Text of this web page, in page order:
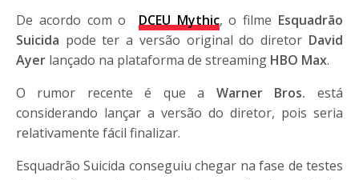
De acordo com o DCEU Mythic, o filme Esquadrão
Suicida pode ter a versão original do diretor David
Ayer lançado na plataforma de streaming HBO Max.
O rumor recente é que a Warner Bros. está
considerando lançar a versão do diretor, pois seria
relativamente fácil finalizar.
Esquadrão Suicida conseguiu chegar na fase de testes